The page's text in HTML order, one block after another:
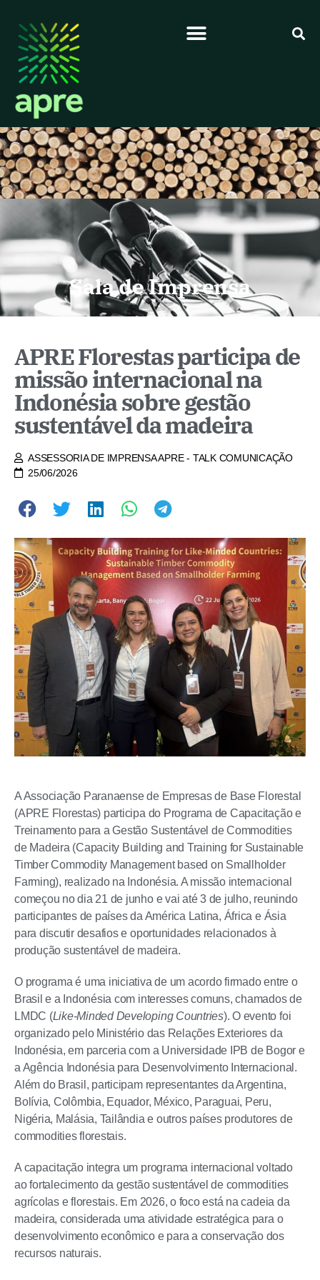
Sala de Imprensa
APRE Florestas participa de
missão internacional na
Indonésia sobre gestão
sustentável da madeira
ASSESSORIA DE IMPRENSA APRE - TALK COMUNICAÇÃO
25/06/2026
A Associação Paranaense de Empresas de Base Florestal
(APRE Florestas) participa do Programa de Capacitação e
Treinamento para a Gestão Sustentável de Commodities
de Madeira (Capacity Building and Training for Sustainable
Timber Commodity Management based on Smallholder
Farming), realizado na Indonésia. A missão internacional
começou no dia 21 de junho e vai até 3 de julho, reunindo
participantes de países da América Latina, África e Ásia
para discutir desafios e oportunidades relacionados à
produção sustentável de madeira.
O programa é uma iniciativa de um acordo firmado entre o
Brasil e a Indonésia com interesses comuns, chamados de
LMDC (Like-Minded Developing Countries). O evento foi
organizado pelo Ministério das Relações Exteriores da
Indonésia, em parceria com a Universidade IPB de Bogor e
a Agência Indonésia para Desenvolvimento Internacional.
Além do Brasil, participam representantes da Argentina,
Bolívia, Colômbia, Equador, México, Paraguai, Peru,
Nigéria, Malásia, Tailândia e outros países produtores de
commodities florestais.
A capacitação integra um programa internacional voltado
ao fortalecimento da gestão sustentável de commodities
agrícolas e florestais. Em 2026, o foco está na cadeia da
madeira, considerada uma atividade estratégica para o
desenvolvimento econômico e para a conservação dos
recursos naturais.